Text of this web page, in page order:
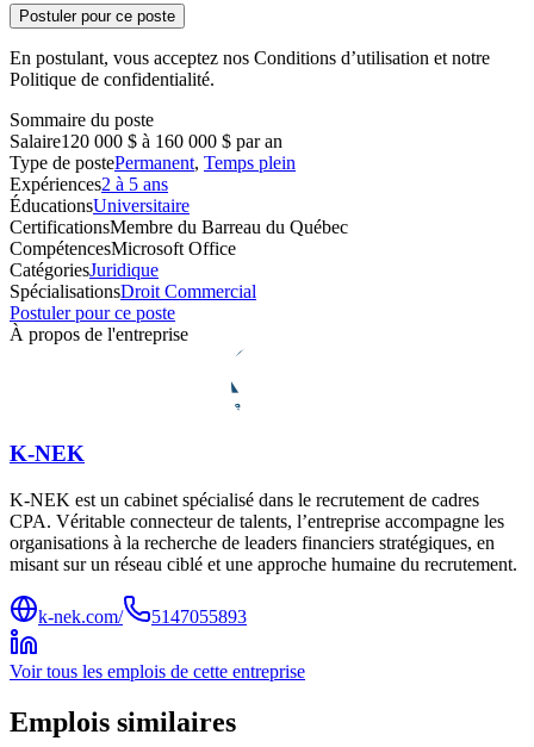
Postuler pour ce poste
En postulant, vous acceptez nos Conditions d’utilisation et notre
Politique de confidentialité.
Sommaire du poste
Salaire120 000 $ à 160 000 $ par an
Type de postePermanent, Temps plein
Expériences2 à 5 ans
ÉducationsUniversitaire
CertificationsMembre du Barreau du Québec
CompétencesMicrosoft Office
CatégoriesJuridique
SpécialisationsDroit Commercial
Postuler pour ce poste
À propos de l'entreprise
K-NEK
K-NEK est un cabinet spécialisé dans le recrutement de cadres
CPA. Véritable connecteur de talents, l’entreprise accompagne les
organisations à la recherche de leaders financiers stratégiques, en
misant sur un réseau ciblé et une approche humaine du recrutement.
k-nek.com/ 5147055893
Voir tous les emplois de cette entreprise
Emplois similaires